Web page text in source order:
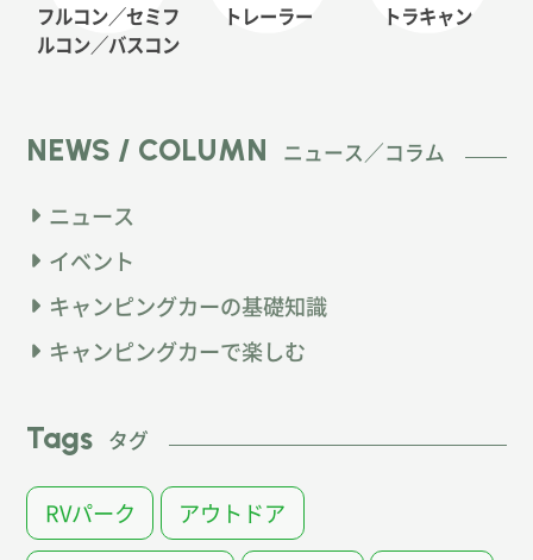
フルコン／セミフ
ルコン／バスコン
トレーラー トラキャン
NEWS / COLUMN ニュース／コラム
ニュース
イベント
キャンピングカーの基礎知識
キャンピングカーで楽しむ
Tags タグ
RVパーク アウトドア